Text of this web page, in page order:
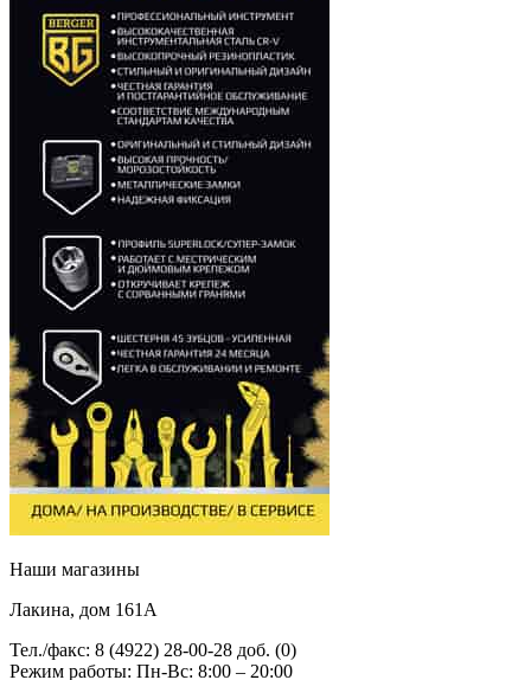
Наши магазины
Лакина, дом 161А
Тел./факс: 8 (4922) 28-00-28 доб. (0)
Режим работы: Пн-Вс: 8:00 – 20:00